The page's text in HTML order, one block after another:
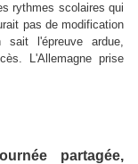
rythmes scolaires qui
pas de modification
sait l'épreuve ardue,
L'Allemagne prise
partagée,